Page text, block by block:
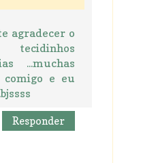
agradecer o
tecidinhos
...muchas
comigo e eu
Responder